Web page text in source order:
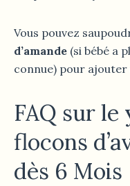
Vous pouvez
d’amande (si bébé a
connue) pour
FAQ sur
flocons
dès 6 Mois